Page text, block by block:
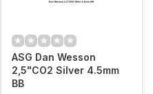
ASG Dan Wesson
2,5"CO2 Silver 4.5mm
BB